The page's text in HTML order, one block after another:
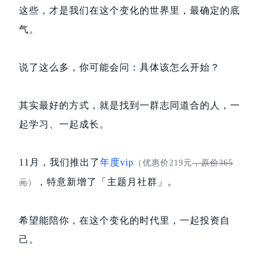
这些，才是我们在这个变化的世界里，最确定的底
气。
说了这么多，你可能会问：具体该怎么开始？
其实最好的方式，就是找到一群志同道合的人，一
起学习、一起成长。
11月，我们推出了年度vip （优惠价219元，原价365
元） ，特意新增了「主题月社群」。
希望能陪你，在这个变化的时代里，一起投资自
己。